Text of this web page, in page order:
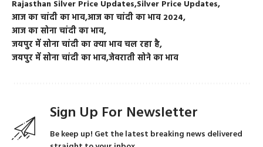
Rajasthan Silver Price Updates Silver Price Updates
आज का चांदी का भावआज का चांदी का भाव 2024
आज का सोना चांदी का भाव
जयपुर में सोना चांदी का क्या भाव चल रहा है
जयपुर में सोना चांदी का भावजेवराती सोने का भाव
Sign Up For Newsletter
Be keep up! Get the latest breaking news delivered